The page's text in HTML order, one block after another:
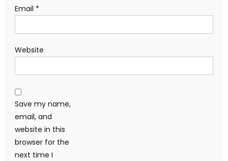
Email *
Website
Save my name,
email, and
website in this
browser for the
next time I